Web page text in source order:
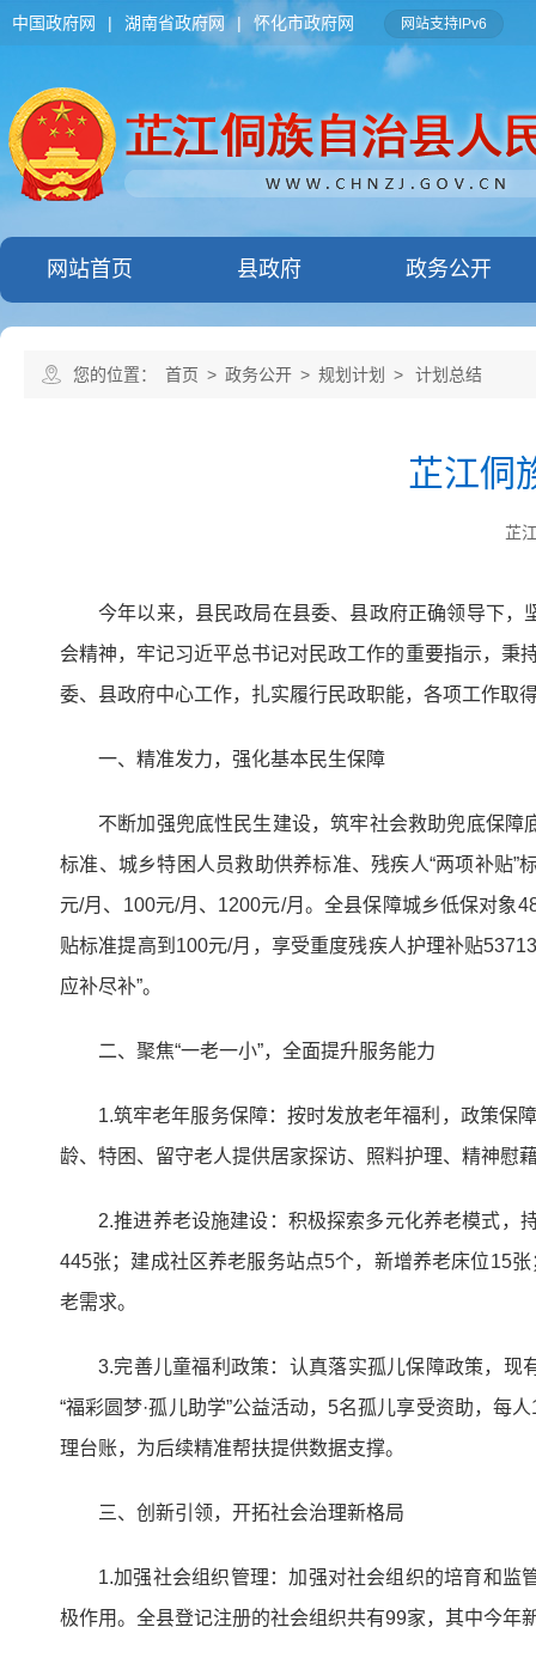
中国政府网 | 湖南省政府网 | 怀化市政府网 网站支持IPv6
网站首页 县政府 政务公开
您的位置： 首页 > 政务公开 > 规划计划 > 计划总结
芷江侗
芷
今年以来，县民政局在县委、县政府正确领导下
会精神，牢记习近平总书记对民政工作的重要指示，秉
委、县政府中心工作，扎实履行民政职能，各项工作取
一、精准发力，强化基本民生保障
不断加强兜底性民生建设，筑牢社会救助兜底保
标准、城乡特困人员救助供养标准、残疾人“两项补贴
元/月、100元/月、1200元/月。全县保障城乡低保对象
贴标准提高到100元/月，享受重度残疾人护理补贴
应补尽补”。
二、聚焦“一老一小”，全面提升服务能力
1.筑牢老年服务保障：按时发放老年福利，政策保
龄、特困、留守老人提供居家探访、照料护理、精神慰
2.推进养老设施建设：积极探索多元化养老模式，
445张；建成社区养老服务站点5个，新增养老床位15
老需求。
3.完善儿童福利政策：认真落实孤儿保障政策，
“福彩圆梦·孤儿助学”公益活动，5名孤儿享受资助，每
理台账，为后续精准帮扶提供数据支撑。
三、创新引领，开拓社会治理新格局
1.加强社会组织管理：加强对社会组织的培育和
极作用。全县登记注册的社会组织共有99家，其中今年